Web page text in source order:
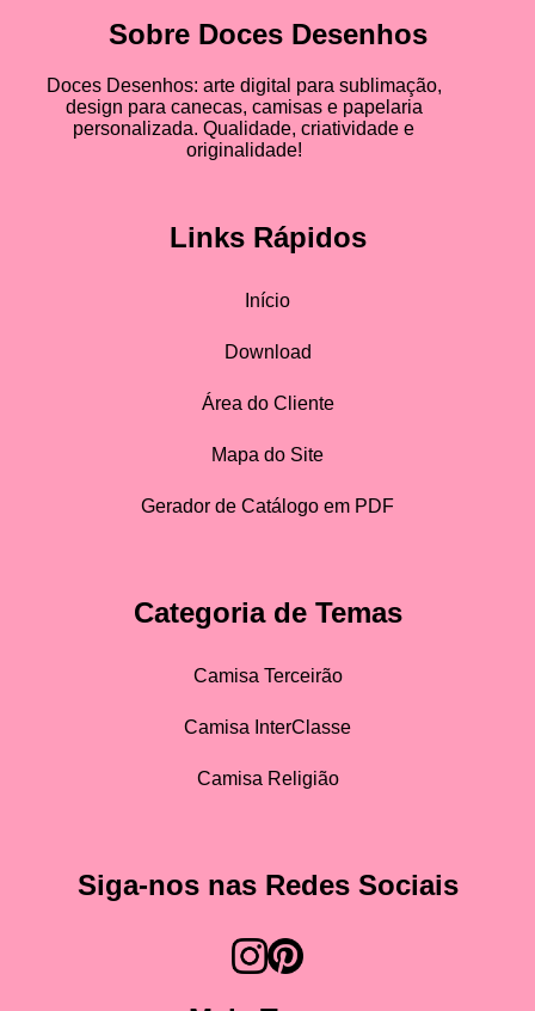
Sobre Doces Desenhos
Doces Desenhos: arte digital para sublimação,
design para canecas, camisas e papelaria
personalizada. Qualidade, criatividade e
originalidade!
Links Rápidos
Início
Download
Área do Cliente
Mapa do Site
Gerador de Catálogo em PDF
Categoria de Temas
Camisa Terceirão
Camisa InterClasse
Camisa Religião
Siga-nos nas Redes Sociais